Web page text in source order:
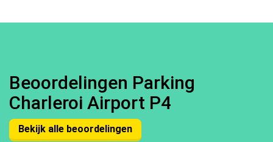
Beoordelingen Parking
Charleroi Airport P4
Bekijk alle beoordelingen